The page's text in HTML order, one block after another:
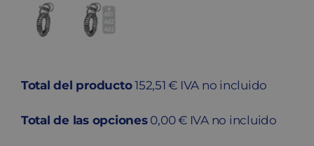
Total del producto152,51 € IVA no incluido
Total de las opciones 0,00 € IVA no incluido